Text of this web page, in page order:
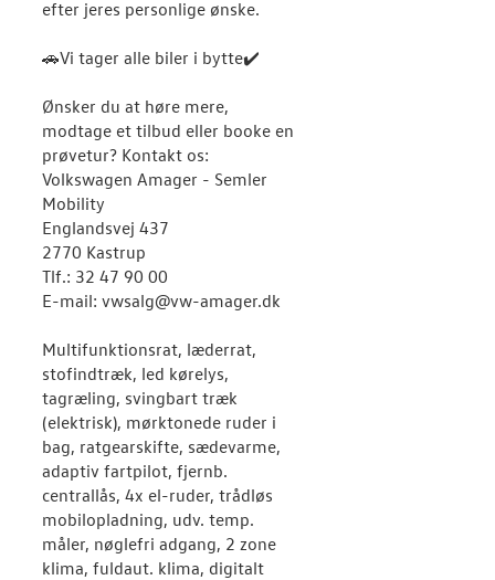
efter jeres personlige ønske.
🚗Vi tager alle biler i bytte✔️
Ønsker du at høre mere,
modtage et tilbud eller booke en
prøvetur? Kontakt os:
Volkswagen Amager - Semler
Mobility
Englandsvej 437
2770 Kastrup
Tlf.: 32 47 90 00
E-mail: vwsalg@vw-amager.dk
Multifunktionsrat, læderrat,
stofindtræk, led kørelys,
tagræling, svingbart træk
(elektrisk), mørktonede ruder i
bag, ratgearskifte, sædevarme,
adaptiv fartpilot, fjernb.
centrallås, 4x el-ruder, trådløs
mobilopladning, udv. temp.
måler, nøglefri adgang, 2 zone
klima, fuldaut. klima, digitalt